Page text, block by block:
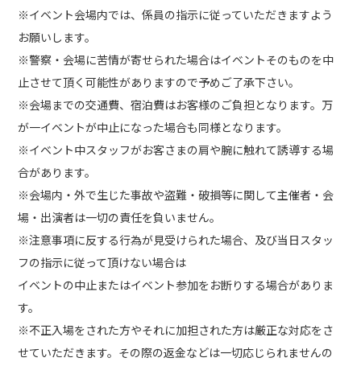
※イベント会場内では、係員の指示に従っていただきますよう
お願いします。
※警察・会場に苦情が寄せられた場合はイベントそのものを中
止させて頂く可能性がありますので予めご了承下さい。
※会場までの交通費、宿泊費はお客様のご負担となります。万
が一イベントが中止になった場合も同様となります。
※イベント中スタッフがお客さまの肩や腕に触れて誘導する場
合があります。
※会場内・外で生じた事故や盗難・破損等に関して主催者・会
場・出演者は一切の責任を負いません。
※注意事項に反する行為が見受けられた場合、及び当日スタッ
フの指示に従って頂けない場合は
イベントの中止またはイベント参加をお断りする場合がありま
す。
※不正入場をされた方やそれに加担された方は厳正な対応をさ
せていただきます。その際の返金などは一切応じられませんの